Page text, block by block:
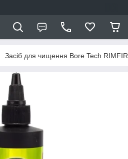
Засіб для чищення Bore Tech